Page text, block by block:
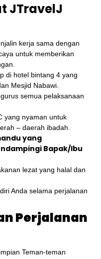
JTravelJ
kerja sama dengan
untuk memberikan
di hotel bintang 4 yang
Mesjid Nabawi.
semua pelaksanaan
yang nyaman untuk
– daerah ibadah.
yang
Bapak/Ibu
lezat yang halal dan
Anda selama perjalanan
Perjalanan
Teman-teman